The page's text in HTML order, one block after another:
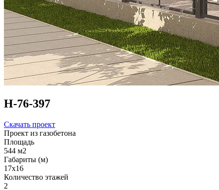
Н-76-397
Скачать проект
Проект из газобетона
Площадь
544 м2
Габариты (м)
17x16
Количество этажей
2